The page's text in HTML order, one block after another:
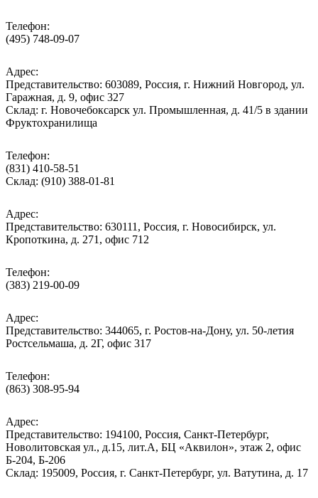
Телефон:
(495) 748-09-07
Адрес:
Представительство: 603089, Россия, г. Нижний Новгород, ул.
Гаражная, д. 9, офис 327
Склад: г. Новочебоксарск ул. Промышленная, д. 41/5 в здании
Фруктохранилища
Телефон:
(831) 410-58-51
Склад: (910) 388-01-81
Адрес:
Представительство: 630111, Россия, г. Новосибирск, ул.
Кропоткина, д. 271, офис 712
Телефон:
(383) 219-00-09
Адрес:
Представительство: 344065, г. Ростов-на-Дону, ул. 50-летия
Ростсельмаша, д. 2Г, офис 317
Телефон:
(863) 308-95-94
Адрес:
Представительство: 194100, Россия, Санкт-Петербург,
Новолитовская ул., д.15, лит.А, БЦ «Аквилон», этаж 2, офис
Б-204, Б-206
Склад: 195009, Россия, г. Санкт-Петербург, ул. Ватутина, д. 17